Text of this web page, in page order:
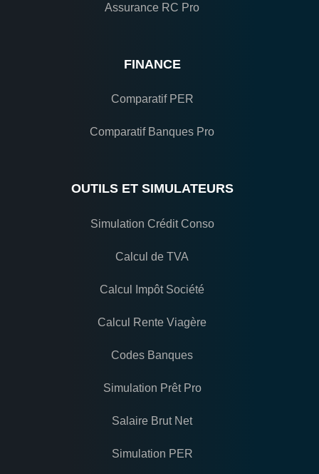
Assurance RC Pro
FINANCE
Comparatif PER
Comparatif Banques Pro
OUTILS ET SIMULATEURS
Simulation Crédit Conso
Calcul de TVA
Calcul Impôt Société
Calcul Rente Viagère
Codes Banques
Simulation Prêt Pro
Salaire Brut Net
Simulation PER